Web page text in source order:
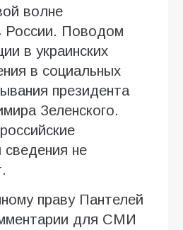
волне
России. Поводом
в украинских
в социальных
президента
Зеленского.
не
праву Пантелей
для СМИ